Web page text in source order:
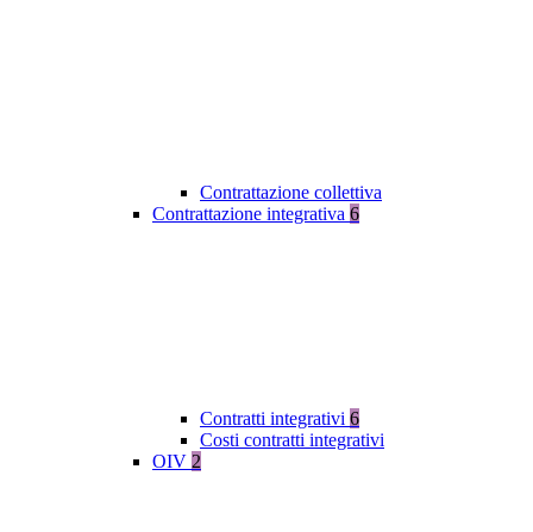
Contrattazione collettiva
Contrattazione integrativa 6
Contratti integrativi 6
Costi contratti integrativi
OIV 2